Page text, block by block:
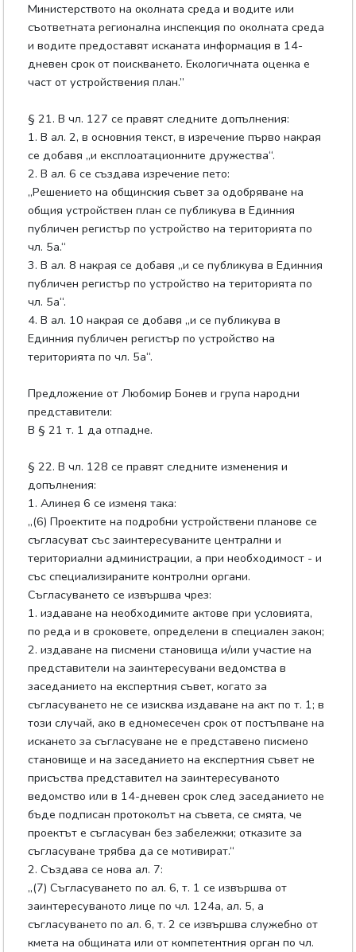
Министерството на околната среда и водите или
съответната регионална инспекция по околната среда
и водите предоставят исканата информация в 14-
дневен срок от поискването. Екологичната оценка е
част от устройствения план.”
§ 21. В чл. 127 се правят следните допълнения:
1. В ал. 2, в основния текст, в изречение първо накрая
се добавя „и експлоатационните дружества“.
2. В ал. 6 се създава изречение пето:
„Решението на общинския съвет за одобряване на
общия устройствен план се публикува в Единния
публичен регистър по устройство на територията по
чл. 5а.“
3. В ал. 8 накрая се добавя „и се публикува в Единния
публичен регистър по устройство на територията по
чл. 5а“.
4. В ал. 10 накрая се добавя „и се публикува в
Единния публичен регистър по устройство на
територията по чл. 5а“.
Предложение от Любомир Бонев и група народни
представители:
В § 21 т. 1 да отпадне.
§ 22. В чл. 128 се правят следните изменения и
допълнения:
1. Алинея 6 се изменя така:
„(6) Проектите на подробни устройствени планове се
съгласуват със заинтересуваните централни и
териториални администрации, а при необходимост - и
със специализираните контролни органи.
Съгласуването се извършва чрез:
1. издаване на необходимите актове при условията,
по реда и в сроковете, определени в специален закон;
2. издаване на писмени становища и/или участие на
представители на заинтересувани ведомства в
заседанието на експертния съвет, когато за
съгласуването не се изисква издаване на акт по т. 1; в
този случай, ако в едномесечен срок от постъпване на
искането за съгласуване не е представено писмено
становище и на заседанието на експертния съвет не
присъства представител на заинтересуваното
ведомство или в 14-дневен срок след заседанието не
бъде подписан протоколът на съвета, се смята, че
проектът е съгласуван без забележки; отказите за
съгласуване трябва да се мотивират.“
2. Създава се нова ал. 7:
„(7) Съгласуването по ал. 6, т. 1 се извършва от
заинтересуваното лице по чл. 124а, ал. 5, а
съгласуването по ал. 6, т. 2 се извършва служебно от
кмета на общината или от компетентния орган по чл.